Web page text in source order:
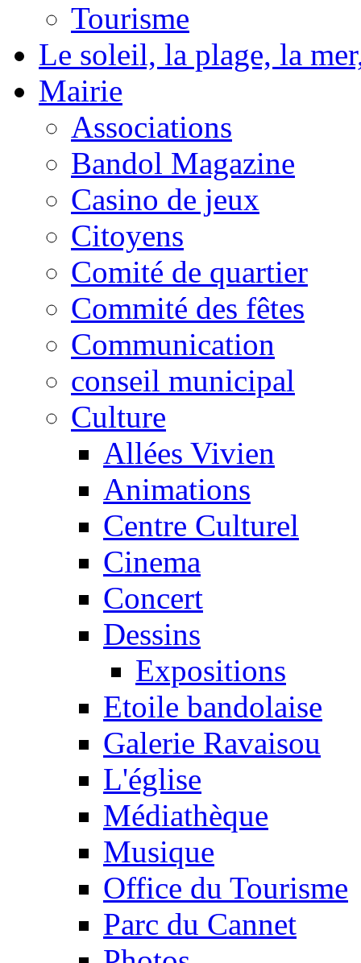
Tourisme
Le soleil, la plage, la
Mairie
Associations
Bandol Magazine
Casino de jeux
Citoyens
Comité de quartier
Commité des fêtes
Communication
conseil municipal
Culture
Allées Vivien
Animations
Centre Culturel
Cinema
Concert
Dessins
Expositions
Etoile bandolaise
Galerie Ravaisou
L'église
Médiathèque
Musique
Office du Tourisme
Parc du Cannet